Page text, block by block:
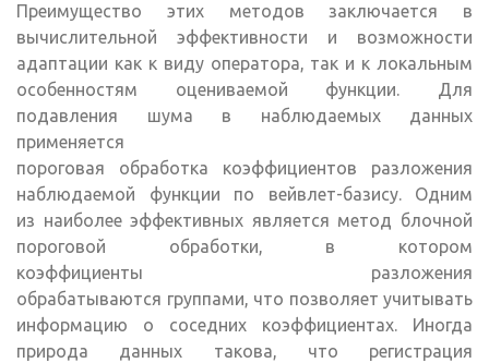
Преимущество этих методов заключается в
вычислительной эффективности и возможности
адаптации как к виду оператора, так и к локальным
особенностям оцениваемой функции. Для
подавления шума в наблюдаемых данных
применяется
пороговая обработка коэффициентов разложения
наблюдаемой функции по вейвлет-базису. Одним
из наиболее эффективных является метод блочной
пороговой обработки, в котором
коэффициенты разложения
обрабатываются группами, что позволяет учитывать
информацию о соседних коэффициентах. Иногда
природа данных такова, что регистрация